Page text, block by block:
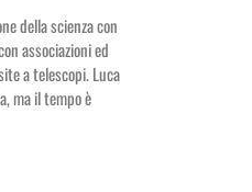
della scienza con
associazioni ed
a telescopi. Luca
ma il tempo è